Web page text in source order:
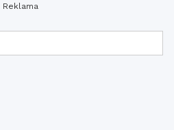
Reklama